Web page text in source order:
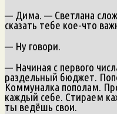
— Дима. — Светлана
сказать тебе кое-что
— Ну говори.
— Начиная с первого
раздельный бюджет.
Коммуналка пополам.
каждый себе. Стираем
ты ведёшь свои.